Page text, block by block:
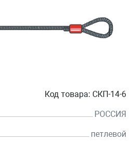
Код товара: СКП-14-6
РОССИЯ
петлевой